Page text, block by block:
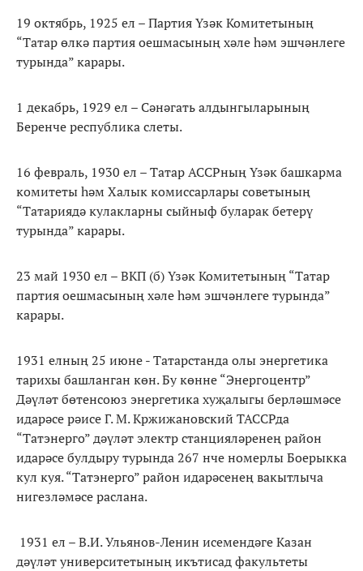
19 октябрь, 1925 ел – Партия Үзәк Комитетының
“Татар өлкә партия оешмасының хәле һәм эшчәнлеге
турында” карары.
1 декабрь, 1929 ел – Сәнәгать алдынгыларының
Беренче республика слеты.
16 февраль, 1930 ел – Татар АССРның Үзәк башкарма
комитеты һәм Халык комиссарлары советының
“Татариядә кулакларны сыйныф буларак бетерү
турында” карары.
23 май 1930 ел – ВКП (б) Үзәк Комитетының “Татар
партия оешмасының хәле һәм эшчәнлеге турында”
карары.
1931 елның 25 июне - Татарстанда олы энергетика
тарихы башланган көн. Бу көнне “Энергоцентр”
Дәүләт бөтенсоюз энергетика хуҗалыгы берләшмәсе
идарәсе рәисе Г. М. Кржижановский ТАССРда
“Татэнерго” дәүләт электр станцияләренең район
идарәсе булдыру турында 267 нче номерлы Боерыкка
кул куя. “Татэнерго” район идарәсенең вакытлыча
нигезләмәсе раслана.
1931 ел – В.И. Ульянов-Ленин исемендәге Казан
дәүләт университетының икътисад факультеты